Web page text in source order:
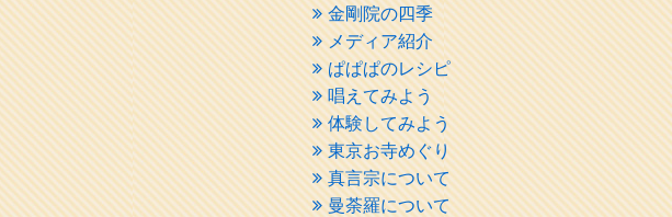
金剛院の四季
メディア紹介
ぱぱぱのレシピ
唱えてみよう
体験してみよう
東京お寺めぐり
真言宗について
曼荼羅について